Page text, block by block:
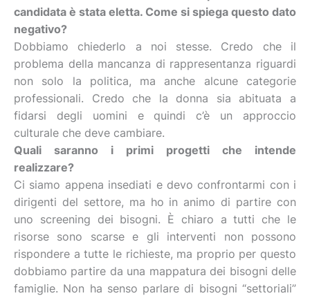
candidata è stata eletta. Come si spiega questo dato
negativo?
Dobbiamo chiederlo a noi stesse. Credo che il
problema della mancanza di rappresentanza riguardi
non solo la politica, ma anche alcune categorie
professionali. Credo che la donna sia abituata a
fidarsi degli uomini e quindi c’è un approccio
culturale che deve cambiare.
Quali saranno i primi progetti che intende
realizzare?
Ci siamo appena insediati e devo confrontarmi con i
dirigenti del settore, ma ho in animo di partire con
uno screening dei bisogni. È chiaro a tutti che le
risorse sono scarse e gli interventi non possono
rispondere a tutte le richieste, ma proprio per questo
dobbiamo partire da una mappatura dei bisogni delle
famiglie. Non ha senso parlare di bisogni “settoriali”